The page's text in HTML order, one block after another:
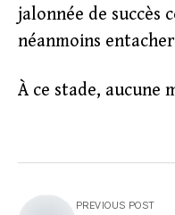
jalonnée de succès
néanmoins
À ce stade, aucune
PREVIOUS POST